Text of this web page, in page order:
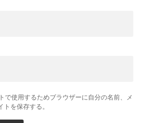
で使用するためブラウザーに自分の名前、メ
を保存する。